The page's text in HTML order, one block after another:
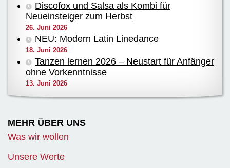
Discofox und Salsa als Kombi für
Neueinsteiger zum Herbst
26. Juni 2026
NEU: Modern Latin Linedance
18. Juni 2026
Tanzen lernen 2026 – Neustart für Anfänger
ohne Vorkenntnisse
13. Juni 2026
MEHR ÜBER UNS
Was wir wollen
Unsere Werte